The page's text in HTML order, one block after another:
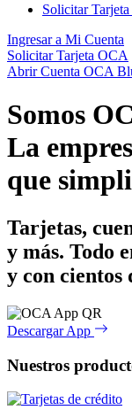
Solicitar
Ingresar a Mi Cuenta
Solicitar Tarjeta OCA
Abrir Cuenta OCA
Somos
La
que
Tarjetas,
y más. Todo
y con cientos
Descargar App
Nuestros